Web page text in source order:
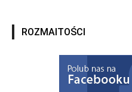
ROZMAITOŚCI